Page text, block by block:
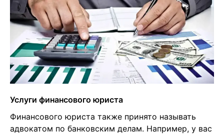
Услуги финансового юриста
Финансового юриста также принято называть
адвокатом по банковским делам. Например, у вас